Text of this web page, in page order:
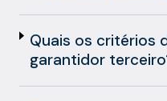
Quais os critérios
garantidor